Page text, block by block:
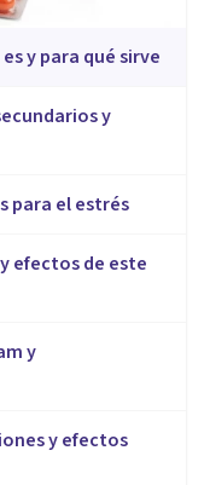
y para qué sirve
y
para el estrés
efectos de este
y
y efectos